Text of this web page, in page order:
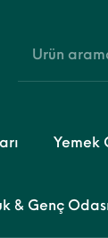
Yemek
& Genç